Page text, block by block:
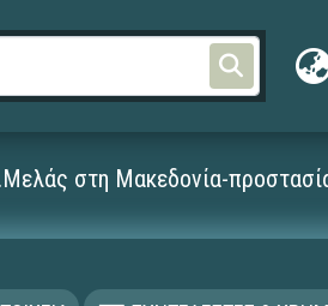
στη Μακεδονία-